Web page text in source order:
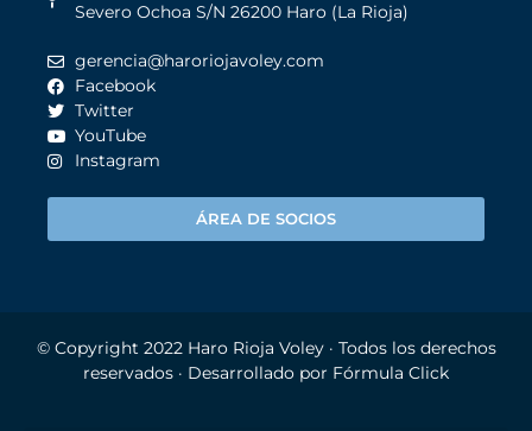
Severo Ochoa S/N 26200 Haro (La Rioja)
gerencia@haroriojavoley.com
Facebook
Twitter
YouTube
Instagram
ÁREA DE SOCIOS
© Copyright 2022 Haro Rioja Voley· Todos los derechos
reservados · Desarrollado por Fórmula Click